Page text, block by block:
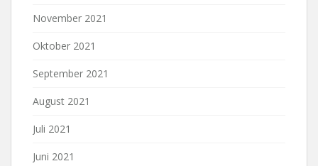
November 2021
Oktober 2021
September 2021
August 2021
Juli 2021
Juni 2021